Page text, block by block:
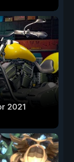
2021